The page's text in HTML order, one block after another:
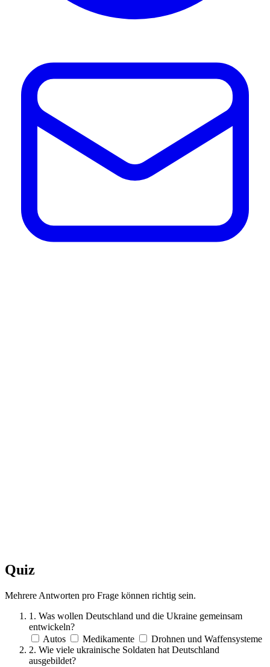
Quiz
Mehrere Antworten pro Frage können richtig sein.
1. Was wollen Deutschland und die Ukraine gemeinsam
entwickeln?
Autos
Medikamente
Drohnen und Waffensysteme
2. Wie viele ukrainische Soldaten hat Deutschland
ausgebildet?